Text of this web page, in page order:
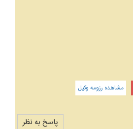
مشاهده رزومه وکیل
پاسخ به نظر